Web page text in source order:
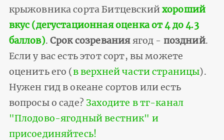
крыжовника сорта Битцевский хороший
вкус (дегустационная оценка от 4 до 4.3
баллов).Срок созреванияягод - поздний.
Если у вас есть этот сорт, вы можете
оценить его (в верхней части страницы).
Нужен гид в океане сортов или есть
вопросы о саде? Заходите в тг-канал
"Плодово-ягодный вестник" и
присоединяйтесь!